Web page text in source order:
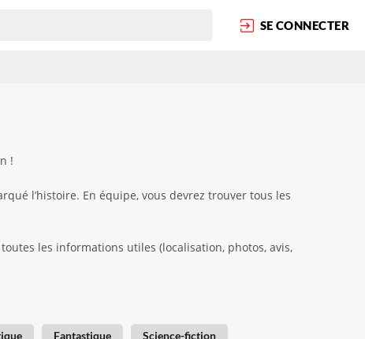
SE CONNECTER
!
l’histoire. En équipe, vous devrez trouver tous les
les informations utiles (localisation, photos, avis,
Fantastique Science-fiction